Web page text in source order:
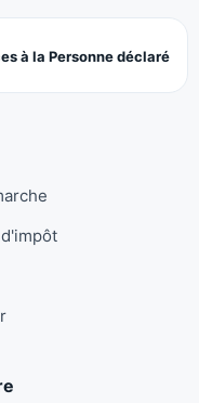
à la Personne déclaré